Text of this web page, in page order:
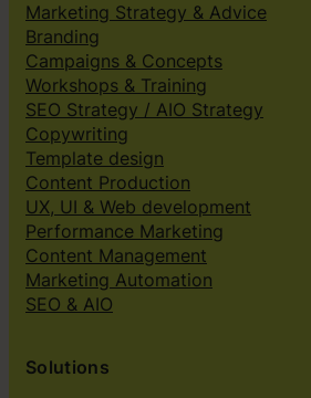
Marketing Strategy & Advice
Branding
Campaigns & Concepts
Workshops & Training
SEO Strategy / AIO Strategy
Copywriting
Template design
Content Production
UX, UI & Web development
Performance Marketing
Content Management
Marketing Automation
SEO & AIO
Solutions